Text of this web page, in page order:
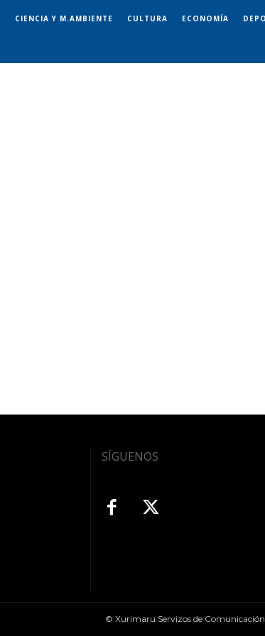
CIENCIA Y M.AMBIENTE CULTURA ECONOMÍA
SÍGUENOS
© Xurimaru Servizos de Comunicación